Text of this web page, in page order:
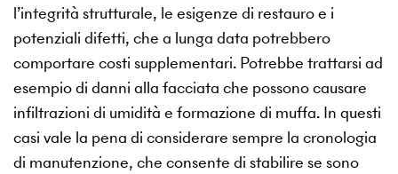
l’integrità strutturale, le esigenze di restauro e i
potenziali difetti, che a lunga data potrebbero
comportare costi supplementari. Potrebbe trattarsi ad
esempio di danni alla facciata che possono causare
infiltrazioni di umidità e formazione di muffa. In questi
casi vale la pena di considerare sempre la cronologia
di manutenzione, che consente di stabilire se sono